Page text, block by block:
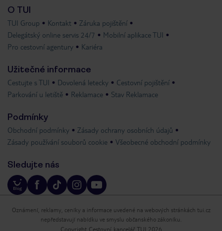
O TUI
TUI Group Kontakt
Záruka pojištění
Delegátský online servis 24/7
Mobilní aplikace TUI
Pro cestovní agentury
Kariéra
Užitečné informace
Cestujte s TUI Dovolená letecky
Cestovní pojištění
Parkování u letiště
Reklamace Stav Reklamace
Podmínky
Obchodní podmínky
Zásady ochrany osobních údajů
Zásady používání souborů cookie
Všeobecné obchodní podmínky
Sledujte nás
Oznámení, reklamy, ceníky a informace uvedené na webových stránkách tui.cz
nepředstavují nabídku ve smyslu občanského zákoníku.
Copyright Cestovní kancelář TUI 2026